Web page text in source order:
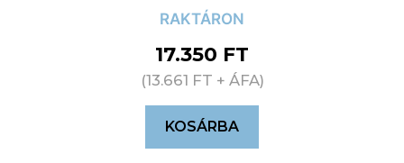
RAKTÁRON
17.350 FT
(13.661 FT + ÁFA)
KOSÁRBA